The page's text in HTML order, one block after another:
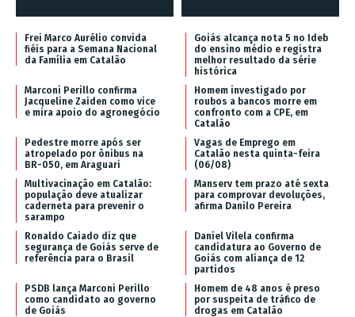
Frei Marco Aurélio convida
fiéis para a Semana Nacional
da Família em Catalão
Goiás alcança nota 5 no Ideb
do ensino médio e registra
melhor resultado da série
histórica
Marconi Perillo confirma
Jacqueline Zaiden como vice
e mira apoio do agronegócio
Homem investigado por
roubos a bancos morre em
confronto com a CPE, em
Catalão
Pedestre morre após ser
atropelado por ônibus na
BR-050, em Araguari
Vagas de Emprego em
Catalão nesta quinta-feira
(06/08)
Multivacinação em Catalão:
população deve atualizar
caderneta para prevenir o
sarampo
Manserv tem prazo até sexta
para comprovar devoluções,
afirma Danilo Pereira
Ronaldo Caiado diz que
segurança de Goiás serve de
referência para o Brasil
Daniel Vilela confirma
candidatura ao Governo de
Goiás com aliança de 12
partidos
PSDB lança Marconi Perillo
como candidato ao governo
de Goiás
Homem de 48 anos é preso
por suspeita de tráfico de
drogas em Catalão